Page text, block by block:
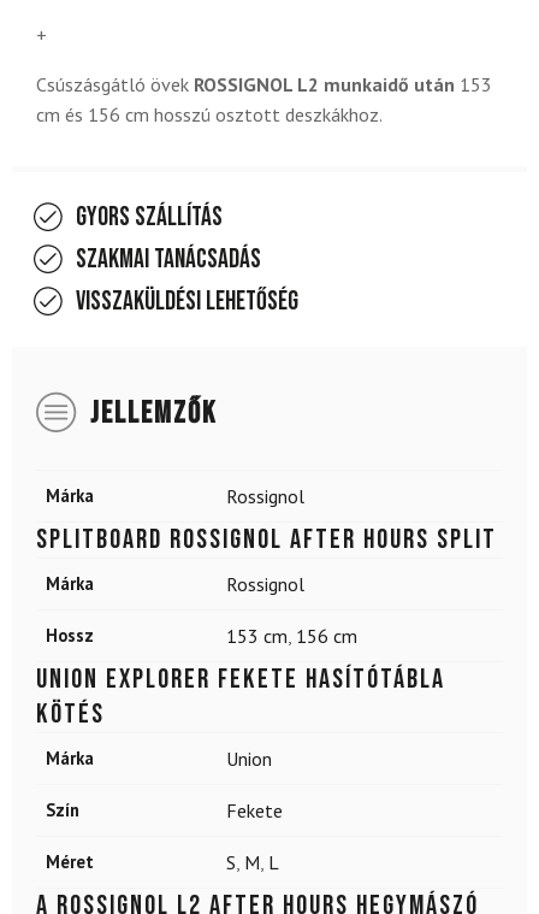
+
Csúszásgátló övek ROSSIGNOL L2 munkaidő után 153
cm és 156 cm hosszú osztott deszkákhoz.
Gyors szállítás
Szakmai tanácsadás
Visszaküldési lehetőség
JELLEMZŐK
Márka Rossignol
Splitboard ROSSIGNOL After Hours Split
Márka Rossignol
Hossz 153 cm, 156 cm
UNION Explorer Fekete hasítótábla
kötés
Márka Union
Szín Fekete
Méret S, M, L
A Rossignol L2 After Hours hegymászó